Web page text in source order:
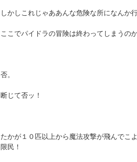
しかしこれじゃああんな危険な所になんか
ここでパイドラの冒険は終わってしまうの
否。
断じて否ッ！
たかが１０匹以上から魔法攻撃が飛んでこ
限民！